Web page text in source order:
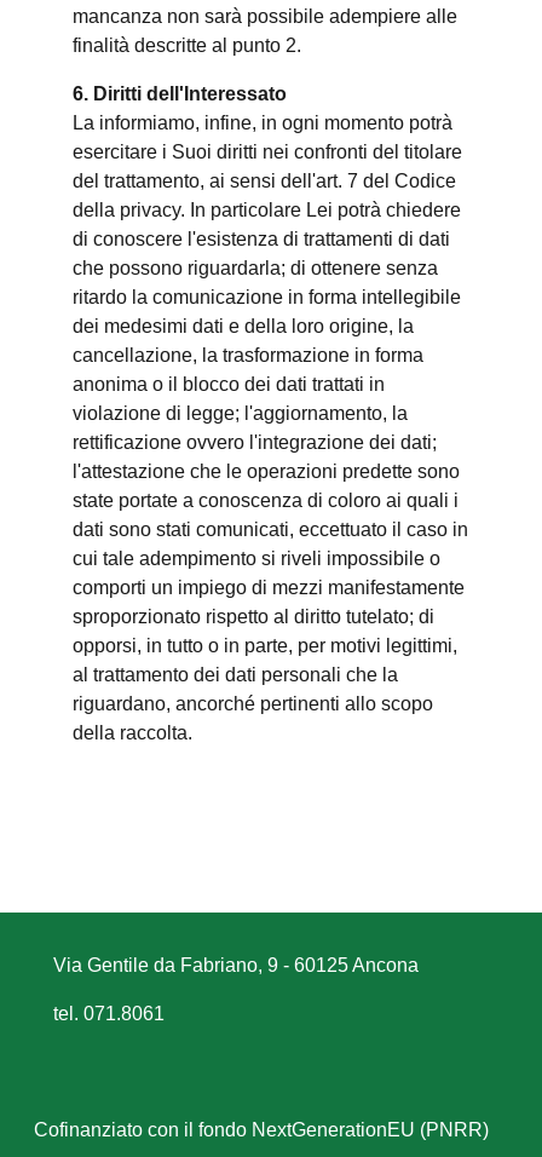
mancanza non sarà possibile adempiere alle
finalità descritte al punto 2.
6. Diritti dell'Interessato
La informiamo, infine, in ogni momento potrà
esercitare i Suoi diritti nei confronti del titolare
del trattamento, ai sensi dell'art. 7 del Codice
della privacy. In particolare Lei potrà chiedere
di conoscere l'esistenza di trattamenti di dati
che possono riguardarla; di ottenere senza
ritardo la comunicazione in forma intellegibile
dei medesimi dati e della loro origine, la
cancellazione, la trasformazione in forma
anonima o il blocco dei dati trattati in
violazione di legge; l'aggiornamento, la
rettificazione ovvero l'integrazione dei dati;
l'attestazione che le operazioni predette sono
state portate a conoscenza di coloro ai quali i
dati sono stati comunicati, eccettuato il caso in
cui tale adempimento si riveli impossibile o
comporti un impiego di mezzi manifestamente
sproporzionato rispetto al diritto tutelato; di
opporsi, in tutto o in parte, per motivi legittimi,
al trattamento dei dati personali che la
riguardano, ancorché pertinenti allo scopo
della raccolta.
Via Gentile da Fabriano, 9 - 60125 Ancona
tel. 071.8061
Cofinanziato con il fondo NextGenerationEU (PNRR)